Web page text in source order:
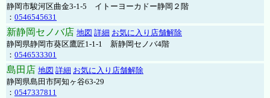
静岡市駿河区曲金3-1-5 イトーヨーカドー静岡２階
： 0546545631
新静岡セノバ店 地図 詳細 お気に入り店舗解除
静岡県静岡市葵区鷹匠1-1-1 新静岡セノバ4階
： 0546533301
島田店 地図 詳細 お気に入り店舗解除
静岡県島田市阿知ヶ谷63-29
： 0547337811